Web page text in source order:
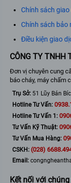
Chính sách giao
Chính sách bảo
Điều kiện giao
CÔNG TY TNHH
Đơn vị chuyên cung
báo cháy, máy chấm
Trụ Sở: 51 Lũy Bán
Hotline Tư Vấn:
Hotline Tư Vấn 1:
Tư Vấn Kỹ Thuật:
Tư Vấn Mua Hàng:
CSKH: (028)
Email:
Kết nối với